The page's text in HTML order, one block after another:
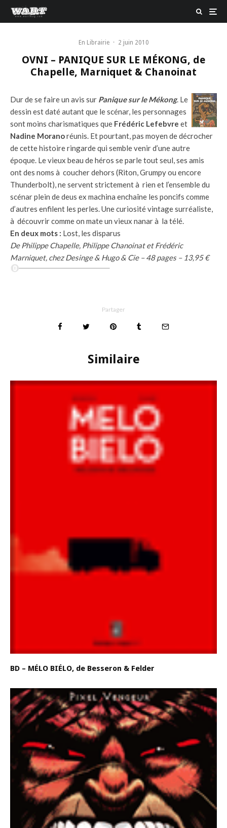
En Librairie · 2 juin 2010
OVNI – PANIQUE SUR LE MÉKONG, de
Chapelle, Marniquet & Chanoinat
Dur de se faire un avis sur Panique sur le Mékong. Le
dessin est daté autant que le scénar, les personnages
sont moins charismatiques que Frédéric Lefebvre et
Nadine Moranoréunis. Et pourtant, pas moyen de décrocher
de cette histoire ringarde qui semble venir d’une autre
époque. Le vieux beau de héros se parle tout seul, ses amis
ont des noms à coucher dehors (Riton, Grumpy ou encore
Thunderbolt), ne servent strictement à rien et l’ensemble du
scénar plein de deus ex machina enchaîne les poncifs comme
d’autres enfilent les perles. Une curiosité vintage surréaliste,
à découvrir comme on mate un vieux nanar à la télé.
En deux mots : Lost, les disparus
De Philippe Chapelle, Philippe Chanoinat et Frédéric
Marniquet, chez Desinge & Hugo & Cie – 48 pages – 13,95 €
Partager
Similaire
BD – MÉLO BIÉLO, de Besseron & Felder